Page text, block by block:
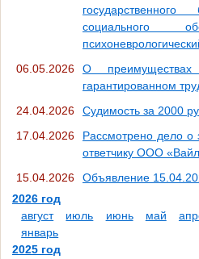
социального
06.05.2026
О
гарантированном
24.04.2026
Судимость за 2000
17.04.2026
Рассмотрено дело о
ответчику ООО
15.04.2026
Объявление
2026 год
август
июль июнь май
январь
2025 год